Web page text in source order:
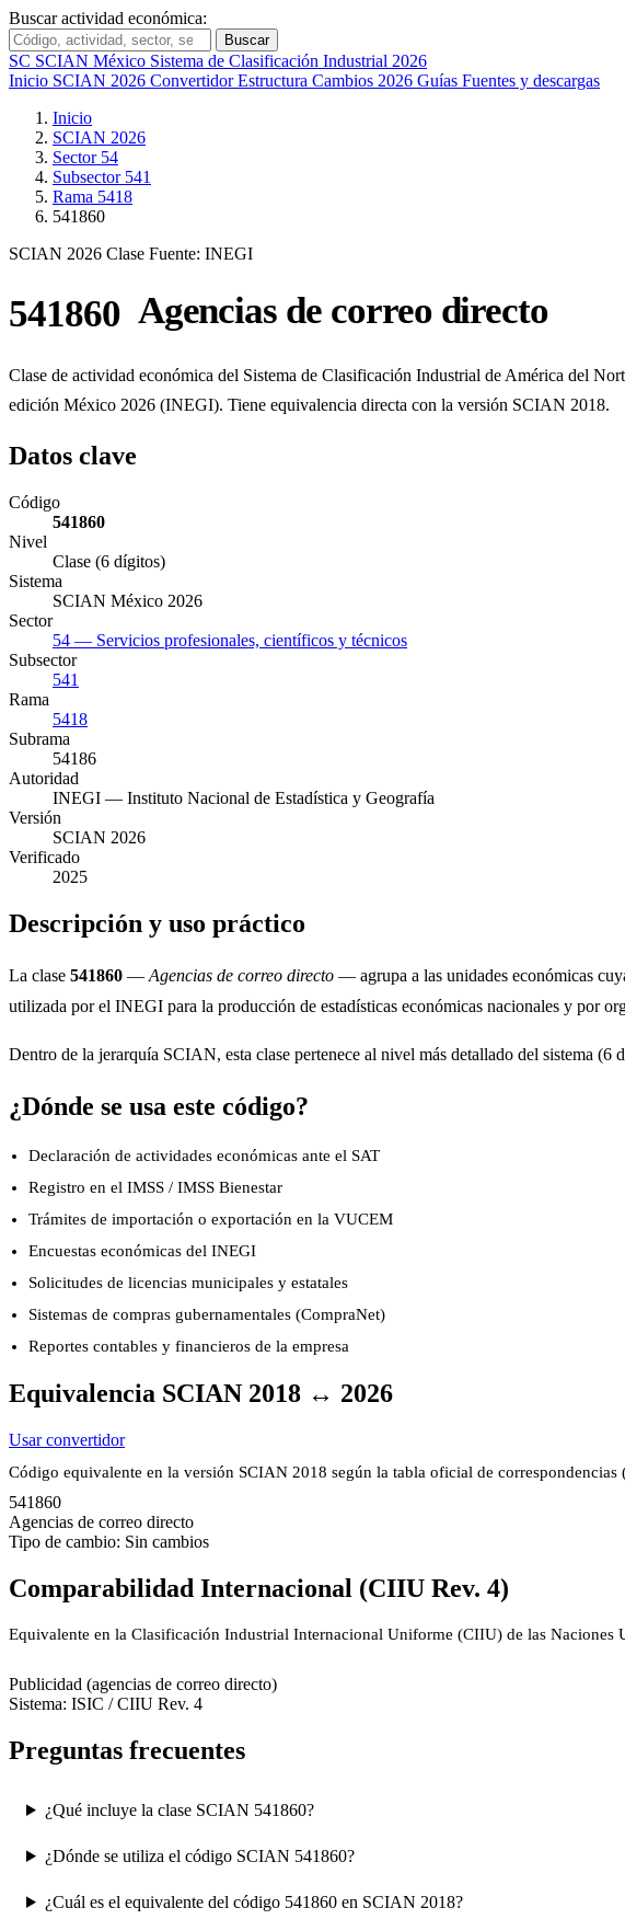
Buscar actividad económica:
Buscar
SC SCIAN México Sistema de Clasificación Industrial 2026
Inicio SCIAN 2026 ConvertidorEstructura Cambios 2026 Guías Fuentes y descargas
Inicio
SCIAN 2026
Sector 54
Subsector 541
Rama 5418
541860
SCIAN 2026 Clase Fuente: INEGI
541860 Agencias de correo directo
Clase de actividad económica del Sistema de Clasificación Industrial de América del
edición México 2026 (INEGI). Tiene equivalencia directa con la versión SCIAN 2018.
Datos clave
Código
541860
Nivel
Clase (6 dígitos)
Sistema
SCIAN México 2026
Sector
54 — Servicios profesionales, científicos y técnicos
Subsector
541
Rama
5418
Subrama
54186
Autoridad
INEGI — Instituto Nacional de Estadística y Geografía
Versión
SCIAN 2026
Verificado
2025
Descripción y uso práctico
La clase 541860 — Agencias de correo directo — agrupa a las unidades económicas
utilizada por el INEGI para la producción de estadísticas económicas nacionales y por
Dentro de la jerarquía SCIAN, esta clase pertenece al nivel más detallado del sistema
¿Dónde se usa este código?
Declaración de actividades económicas ante el SAT
Registro en el IMSS / IMSS Bienestar
Trámites de importación o exportación en la VUCEM
Encuestas económicas del INEGI
Solicitudes de licencias municipales y estatales
Sistemas de compras gubernamentales (CompraNet)
Reportes contables y financieros de la empresa
Equivalencia SCIAN 2018 ↔ 2026
Usar convertidor
Código equivalente en la versión SCIAN 2018 según la tabla oficial de
541860
Agencias de correo directo
Tipo de cambio: Sin cambios
Comparabilidad Internacional (CIIU Rev. 4)
Equivalente en la Clasificación Industrial Internacional Uniforme (CIIU) de las Naciones
Publicidad (agencias de correo directo)
Sistema: ISIC / CIIU Rev. 4
Preguntas frecuentes
¿Qué incluye la clase SCIAN 541860?
¿Dónde se utiliza el código SCIAN 541860?
¿Cuál es el equivalente del código 541860 en SCIAN 2018?